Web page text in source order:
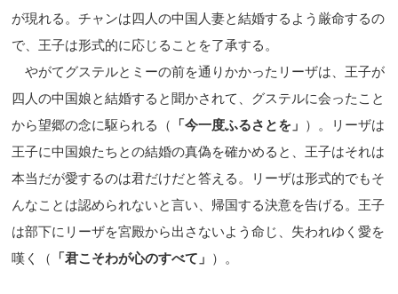
が現れる。チャンは四人の中国人妻と結婚するよう厳命するの
で、王子は形式的に応じることを了承する。
やがてグステルとミーの前を通りかかったリーザは、王子が
四人の中国娘と結婚すると聞かされて、グステルに会ったこと
から望郷の念に駆られる（
「今一度ふるさとを」 ）。リーザは
王子に中国娘たちとの結婚の真偽を確かめると、王子はそれは
本当だが愛するのは君だけだと答える。リーザは形式的でもそ
んなことは認められないと言い、帰国する決意を告げる。王子
は部下にリーザを宮殿から出さないよう命じ、失われゆく愛を
嘆く（
「君こそわが心のすべて」 ）。